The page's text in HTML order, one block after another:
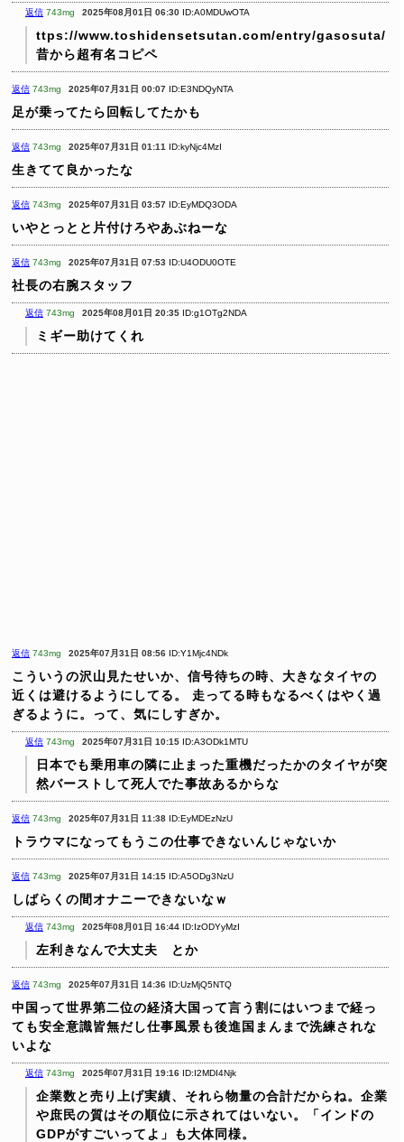
返信 743mg 2025年08月01日 06:30 ID:A0MDUwOTA
ttps://www.toshidensetsutan.com/entry/gasosuta/
昔から超有名コピペ
返信 743mg 2025年07月31日 00:07 ID:E3NDQyNTA
足が乗ってたら回転してたかも
返信 743mg 2025年07月31日 01:11 ID:kyNjc4MzI
生きてて良かったな
返信 743mg 2025年07月31日 03:57 ID:EyMDQ3ODA
いやとっとと片付けろやあぶねーな
返信 743mg 2025年07月31日 07:53 ID:U4ODU0OTE
社長の右腕スタッフ
返信 743mg 2025年08月01日 20:35 ID:g1OTg2NDA
ミギー助けてくれ
返信 743mg 2025年07月31日 08:56 ID:Y1Mjc4NDk
こういうの沢山見たせいか、信号待ちの時、大きなタイヤの
近くは避けるようにしてる。
走ってる時もなるべくはやく過
ぎるように。って、気にしすぎか。
返信 743mg 2025年07月31日 10:15 ID:A3ODk1MTU
日本でも乗用車の隣に止まった重機だったかのタイヤが突
然バーストして死人でた事故あるからな
返信 743mg 2025年07月31日 11:38 ID:EyMDEzNzU
トラウマになってもうこの仕事できないんじゃないか
返信 743mg 2025年07月31日 14:15 ID:A5ODg3NzU
しばらくの間オナニーできないなｗ
返信 743mg 2025年08月01日 16:44 ID:IzODYyMzI
左利きなんで大丈夫 とか
返信 743mg 2025年07月31日 14:36 ID:UzMjQ5NTQ
中国って世界第二位の経済大国って言う割にはいつまで経っ
ても安全意識皆無だし仕事風景も後進国まんまで洗練されな
いよな
返信 743mg 2025年07月31日 19:16 ID:I2MDI4Njk
企業数と売り上げ実績、それら物量の合計だからね。企業
や庶民の質はその順位に示されてはいない。「インドの
GDPがすごいってよ」も大体同様。